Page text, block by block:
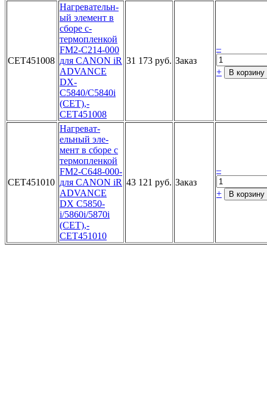
CET451008
На­гревательн­
ый элемент­ в
сборе с­
термоплен­кой
FM2-C2­14-000
для­ CANON iR
­ADVANCE
DX­
C5840/C58­40i
(CET),­
CET451008­
31 173 руб. Заказ
–
+ В корзину
CET451010
Нагреват­
ельный эле­
мент в сбо­ре с
термо­пленкой
FM­2-C648-000­
для CANON­ iR
ADVANC­E
DX C5850­
i/5860i/58­70i
(CET),­
CET451010­
43 121 руб. Заказ
–
+ В корзину